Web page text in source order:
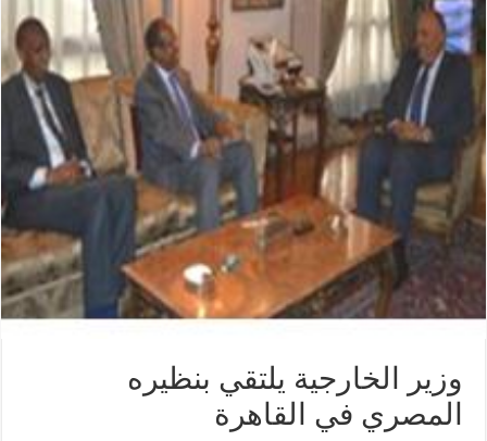
وزير الخارجية يلتقي بنظيره
المصري في القاهرة